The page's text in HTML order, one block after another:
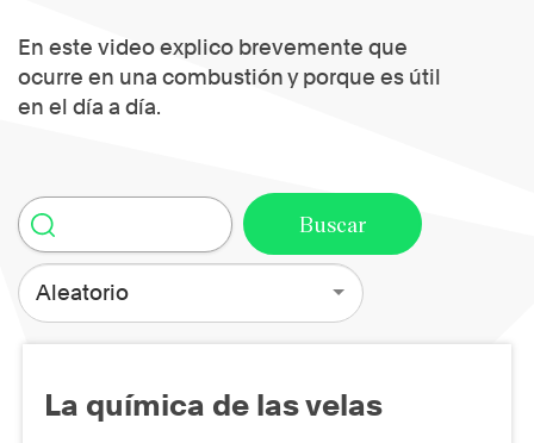
En este video explico brevemente que
ocurre en una combustión y porque es útil
en el día a día.
Aleatorio
La química de las velas